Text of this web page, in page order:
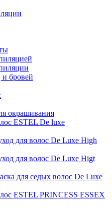
и бровей
окрашивания
ESTEL De luxe
для волос De Luxe High
для волос De Luxe Higt
для седых волос De Luxe
ESTEL PRINCESS ESSEX